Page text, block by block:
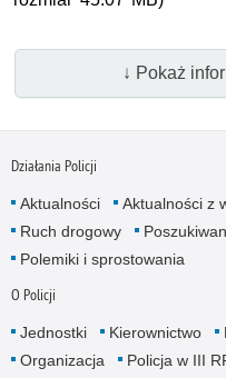
↓ Pokaż
Działania Policji
Aktualności Aktualności z
Ruch drogowy
Polemiki i sprostowania
O Policji
Jednostki Kierownictwo
Organizacja
Policja w III